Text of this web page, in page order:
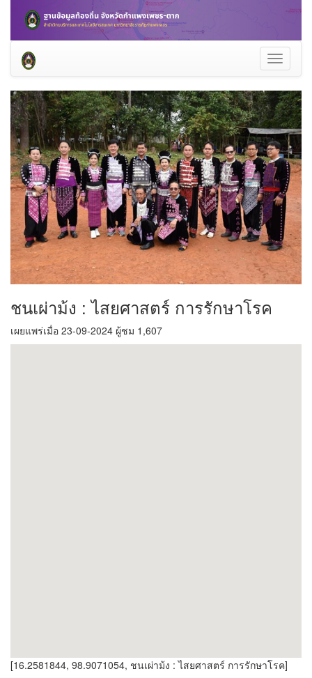
Toggle
ชนเผ่าม้ง : ไสยศาสตร์ การรักษาโรค
เผยแพร่เมื่อ 23-09-2024 ผู้ชม 1,607
[16.2581844, 98.9071054, ชนเผ่าม้ง : ไสยศาสตร์ การรักษาโรค]